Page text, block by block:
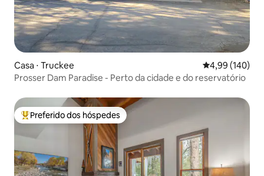
Casa ⋅ Truckee 4,99 de uma
4,99 (140)
Prosser Dam Paradise - Perto da cidade e do reservatório
Entre os melhores preferidos dos hóspedes
Preferido dos hóspedes